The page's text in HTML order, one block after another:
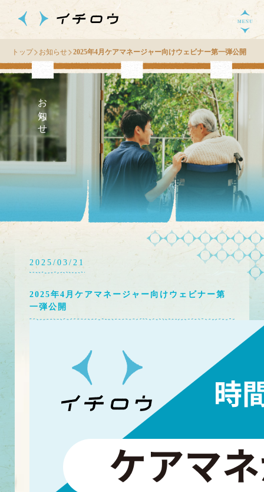
トップ お知らせ 2025年4月ケアマネージャー向けウェビナー第一弾公開
お知らせ
2025/03/21
2025年4月ケアマネージャー向けウェビナー第
一弾公開